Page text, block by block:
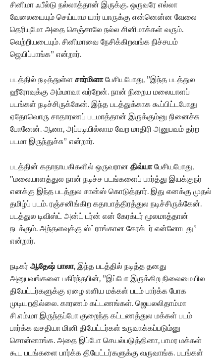
சினிமா ஃபீல்டு நல்லாத்தான் இருக்கு. ஒருவரே எல்லா
வேலையையும் செய்யாம யார் யாருக்கு என்னென்ன வேலை
தெரியுமோ அதை செஞ்சாலே நல்ல சினிமாக்கள் வரும்.
வெற்றியடையும். சினிமாவை நேசிக்கிறவங்க நிச்சயம்
ஜெயிப்பாங்க” என்றார்.
படத்தில் நடித்துள்ள சார்மிளாபேசியபோது, ”இந்த படத்துல
ஹீரோவுக்கு அம்மாவா வர்றேன். நான் நிறைய மலையாளப்
படங்கள் நடிச்சிருக்கேன். இந்த படத்துக்காக கூப்பிட்டபோது
ஏதோவொரு சாதாரணப் படமாத்தான் இருக்கும்னு நினைச்சு
போனேன். ஆனா, அப்படியில்லாம வேற மாதிரி அனுபவம் தர்ற
படமா இருந்துச்சு” என்றார்.
படத்தின் கதாநாயகிகளில் ஒருவரான திவ்யாபேசியபோது,
”மலையாளத்துல நான் நடிச்ச படங்களைப் பார்த்து இயக்குநர்
எனக்கு இந்த படத்துல சான்ஸ் கொடுத்தார். இது எனக்கு முதல்
தமிழ்ப் படம். ரஞ்சனிங்கிற கதாபாத்திரத்துல நடிச்சிருக்கேன்.
படத்துல டிவிஸ்ட் அன்ட் டர்ன் என் கேரக்டர் மூலமாத்தான்
நடக்கும். அந்தளவுக்கு ஸ்ட்ராங்கான கேரக்டர் என்னோடது”
என்றார்.
நடிகர் ஆதேஷ் பாலா, இந்த படத்தில் நடித்த தனது
அனுபவங்களை பகிர்ந்தபின், ”இப்போ இருக்கிற நிலைமையில
தியேட்டர்களுக்கு ஏழை எளிய மக்கள் படம் பார்க்க போக
முடியறதில்லை. காரணம் கட்டணங்கள். ஜெயலலிதாம்மா
சி.எம்.மா இருந்தப்போ குறைந்த கட்டணத்துல மக்கள் படம்
பார்க்க வசதியா மினி தியேட்டர்கள் உருவாக்கப்படும்னு
சொன்னாங்க. அதை இப்போ செயல்படுத்தினா, பாமர மக்கள்
கூட படங்களை பார்க்க தியேட்டர்களுக்கு வருவாங்க. படங்கள்